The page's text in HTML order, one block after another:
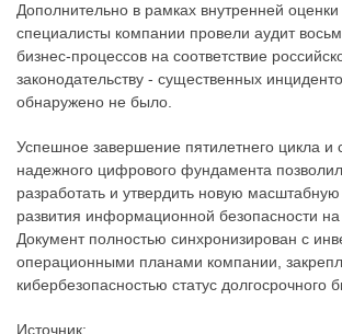
Дополнительно в рамках внутренней оценки
специалисты компании провели аудит
бизнес-процессов на соответствие
законодательству - существенных
обнаружено не было.
Успешное завершение пятилетнего цикла и
надежного цифрового фундамента
разработать и утвердить новую
развития информационной безопасности
Документ полностью синхронизирован с
операционными планами компании,
кибербезопасностью статус долгосрочного
Источник: